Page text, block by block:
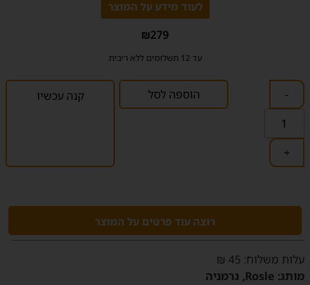
לעוד מידע על המוצר
₪279
עד 12 תשלומים ללא ריבית
-
+
הוספה לסל קנה עכשיו
רוצה עוד פרטים על המוצר
‫עלות משלוח‬: 45 ₪
מותג: Rosle, גרמניה